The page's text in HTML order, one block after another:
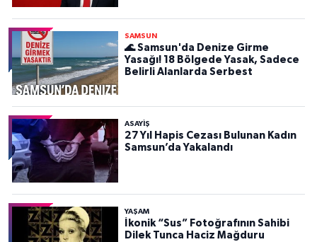
SAMSUN
🌊 Samsun'da Denize Girme
Yasağı! 18 Bölgede Yasak, Sadece
Belirli Alanlarda Serbest
ASAYIŞ
27 Yıl Hapis Cezası Bulunan Kadın
Samsun’da Yakalandı
YAŞAM
İkonik “Sus” Fotoğrafının Sahibi
Dilek Tunca Haciz Mağduru